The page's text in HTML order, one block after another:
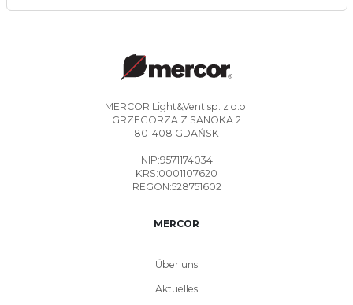
MERCOR Light&Vent sp. z o.o.
GRZEGORZA Z SANOKA 2
80-408 GDAŃSK
NIP:9571174034
KRS:0001107620
REGON:528751602
MERCOR
Über uns
Aktuelles